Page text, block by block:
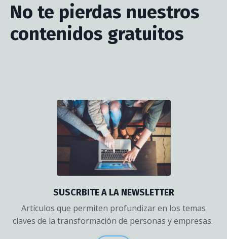
No te pierdas nuestros
contenidos gratuitos
SUSCRBITE A LA NEWSLETTER
Artículos que permiten profundizar en los temas
claves de la transformación de personas y empresas.